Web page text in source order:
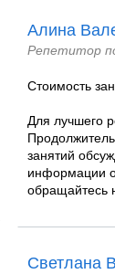
Алина
Репетитор
Стоимость
Для лучшего
занятий
информации о
обращайтесь
Светлана